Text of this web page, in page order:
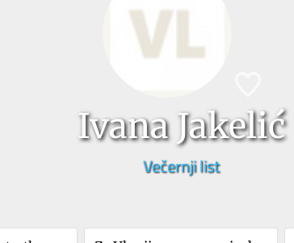
Ivana Jakelić
Večernji list